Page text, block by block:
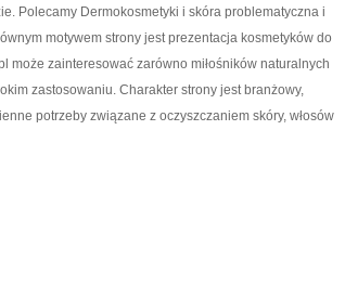
Polecamy Dermokosmetyki i skóra problematyczna i
motywem strony jest prezentacja kosmetyków do
może zainteresować zarówno miłośników naturalnych
zastosowaniu. Charakter strony jest branżowy,
potrzeby związane z oczyszczaniem skóry, włosów